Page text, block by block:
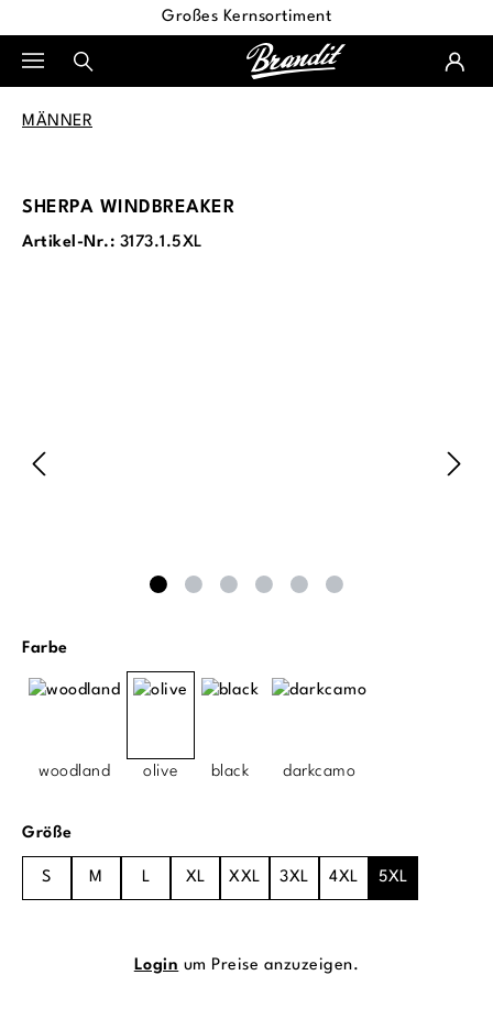
Großes Kernsortiment
MÄNNER
SHERPA WINDBREAKER
Artikel-Nr.: 3173.1.5XL
Farbeauswählen
woodland olive black darkcamo
Größeauswählen
S M L XL XXL 3XL 4XL 5XL
Login um Preise anzuzeigen.